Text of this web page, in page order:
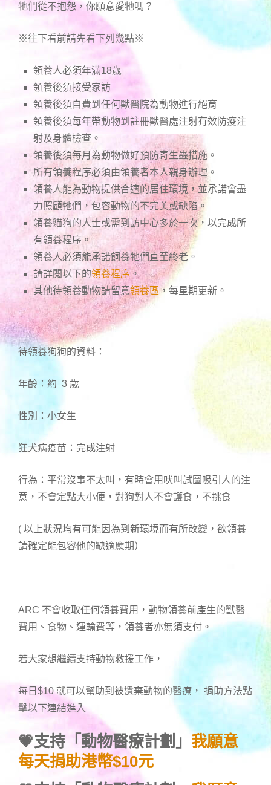
牠們從不抱怨，你願意愛牠嗎？
※往下看前請先看下列幾點※
領養人必須年滿18歲
領養後須接受家訪
領養後須自費到任何獸醫院為動物進行絕育
領養後須每年帶動物到註冊獸醫處注射有效防疫注
射及身體檢查。
領養後須每月為動物做好預防寄生蟲措施。
所有領養程序必須由領養者本人親身辦理。
領養人能為動物提供合適的居住環境，並承諾會盡
力照顧牠們，包容動物的不完美或缺陷。
領養貓狗的人士或需到訪中心多於一次，以完成所
有領養程序。
領養人必須能承諾飼養牠們直至終老。
請詳閱以下的領養程序 。
其他待領養動物請留意領養區 ，每星期更新。
待領養狗狗的資料：
年齡：約 3 歲
性別：小女生
狂犬病疫苗：完成注射
行為：平常沒事不太叫，有時會用吠叫試圖吸引人的注
意，不會定點大小便，對狗對人不會護食，不挑食
( 以上狀況均有可能因為到新環境而有所改變，欲領養
請確定能包容他的缺適應期）
ARC 不會收取任何領養費用，動物領養前產生的獸醫
費用、食物、運輸費等，領養者亦無須支付。
若大家想繼續支持動物救援工作，
每日$10 就可以幫助到被遺棄動物的醫療， 捐助方法點
擊以下連結進入
💗支持「動物醫療計劃」 我願意
每天捐助港幣$10元